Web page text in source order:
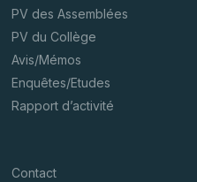
PV des Assemblées
PV du Collège
Avis/Mémos
Enquêtes/Etudes
Rapport d’activité
Contact